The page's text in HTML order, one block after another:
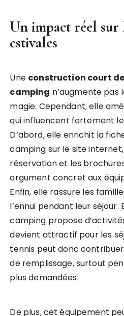
Un impact réel sur
estivales
Une construction court
camping n’augmente
magie. Cependant, elle
qui influencent fortement
D’abord, elle enrichit la
camping sur le site
réservation et les
argument concret aux
Enfin, elle rassure les
l’ennui pendant leur séjour.
camping propose
devient attractif pour les
tennis peut donc
de remplissage, surtout
plus demandées.
De plus, cet équipement